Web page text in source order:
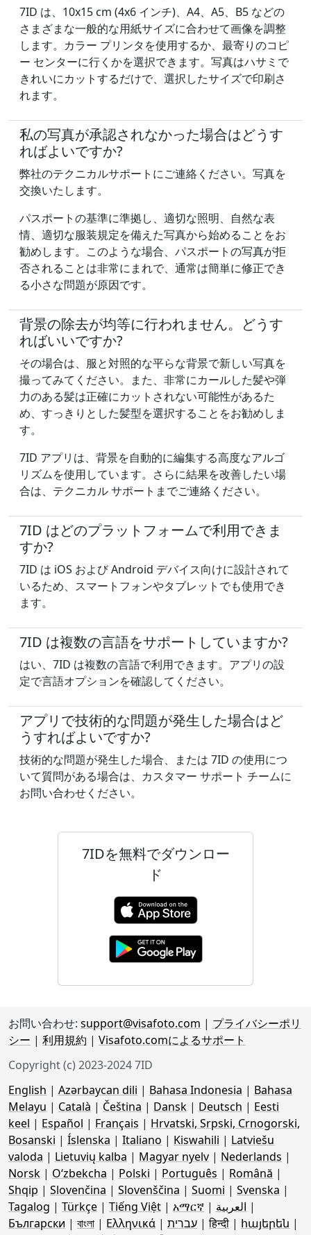
7ID は、10x15 cm (4x6 インチ)、A4、A5、B5 などの
さまざまな一般的な用紙サイズに合わせて画像を調整
します。カラー プリンタを使用するか、最寄りのコピ
ー センターに行くかを選択できます。写真はハサミで
きれいにカットするだけで、選択したサイズで印刷さ
れます。
私の写真が承認されなかった場合はどうす
ればよいですか?
弊社のテクニカルサポートにご連絡ください。写真を
交換いたします。
パスポートの基準に準拠し、適切な照明、自然な表
情、適切な服装規定を備えた写真から始めることをお
勧めします。このような場合、パスポートの写真が拒
否されることは非常にまれで、通常は簡単に修正でき
る小さな問題が原因です。
背景の除去が均等に行われません。どうす
ればいいですか?
その場合は、服と対照的な平らな背景で新しい写真を
撮ってみてください。また、非常にカールした髪や弾
力のある髪は正確にカットされない可能性があるた
め、すっきりとした髪型を選択することをお勧めしま
す。
7ID アプリは、背景を自動的に編集する高度なアルゴ
リズムを使用しています。さらに結果を改善したい場
合は、テクニカル サポートまでご連絡ください。
7ID はどのプラットフォームで利用できま
すか?
7ID は iOS および Android デバイス向けに設計されて
いるため、スマートフォンやタブレットでも使用でき
ます。
7ID は複数の言語をサポートしていますか?
はい、7ID は複数の言語で利用できます。アプリの設
定で言語オプションを確認してください。
アプリで技術的な問題が発生した場合はど
うすればよいですか?
技術的な問題が発生した場合、または 7ID の使用につ
いて質問がある場合は、カスタマー サポート チームに
お問い合わせください。
7IDを無料でダウンロー
ド
お問い合わせ: support@visafoto.com | プライバシーポリ
シー | 利用規約 | Visafoto.comによるサポート
Copyright (c) 2023-2024 7ID
English | Azərbaycan dili | Bahasa Indonesia | Bahasa
Melayu | Català | Čeština | Dansk | Deutsch | Eesti
keel | Español | Français | Hrvatski, Srpski, Crnogorski,
Bosanski | Íslenska | Italiano | Kiswahili | Latviešu
valoda | Lietuvių kalba | Magyar nyelv | Nederlands |
Norsk | Oʻzbekcha | Polski | Português | Română |
Shqip | Slovenčina | Slovenščina | Suomi | Svenska |
Tagalog | Türkçe | Tiếng Việt | አማርኛ | العربية |
Български | বাংলা | Ελληνικά | עברית |हिन्दी | հայերեն |